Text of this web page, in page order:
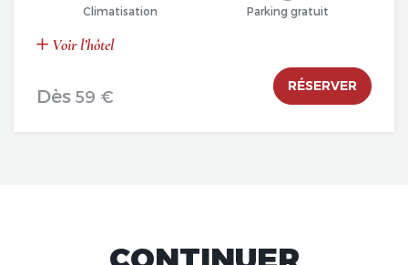
Climatisation Parking gratuit
Voir l’hôtel
Dès 59 €
RÉSERVER
CONTINUER